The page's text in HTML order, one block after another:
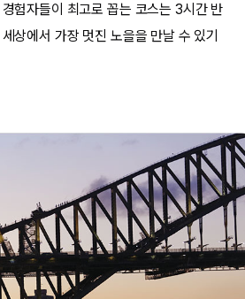
험자들이 최고로 꼽는 코스는 3시간 반
상에서 가장 멋진 노을을 만날 수 있기